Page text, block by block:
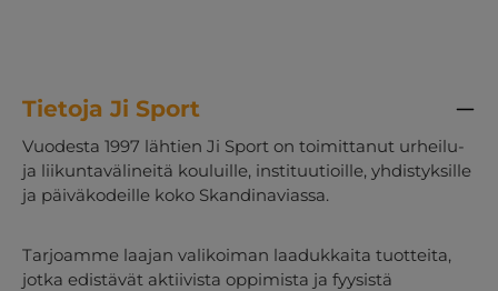
Tietoja Ji Sport
Vuodesta 1997 lähtien Ji Sport on toimittanut urheilu-
ja liikuntavälineitä kouluille, instituutioille, yhdistyksille
ja päiväkodeille koko Skandinaviassa.
Tarjoamme laajan valikoiman laadukkaita tuotteita,
jotka edistävät aktiivista oppimista ja fyysistä